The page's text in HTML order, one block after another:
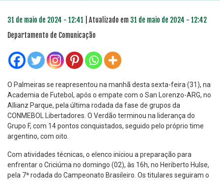
31 de maio de 2024 - 12:41 | Atualizado em 31 de maio de 2024 - 12:42
Departamento de Comunicação
O Palmeiras se reapresentou na manhã desta sexta-feira (31), na
Academia de Futebol, após o empate com o San Lorenzo-ARG, no
Allianz Parque, pela última rodada da fase de grupos da
CONMEBOL Libertadores. O Verdão terminou na liderança do
Grupo F, com 14 pontos conquistados, seguido pelo próprio time
argentino, com oito.
Com atividades técnicas, o elenco iniciou a preparação para
enfrentar o Criciúma no domingo (02), às 16h, no Heriberto Hulse,
pela 7ª rodada do Campeonato Brasileiro. Os titulares seguiram o